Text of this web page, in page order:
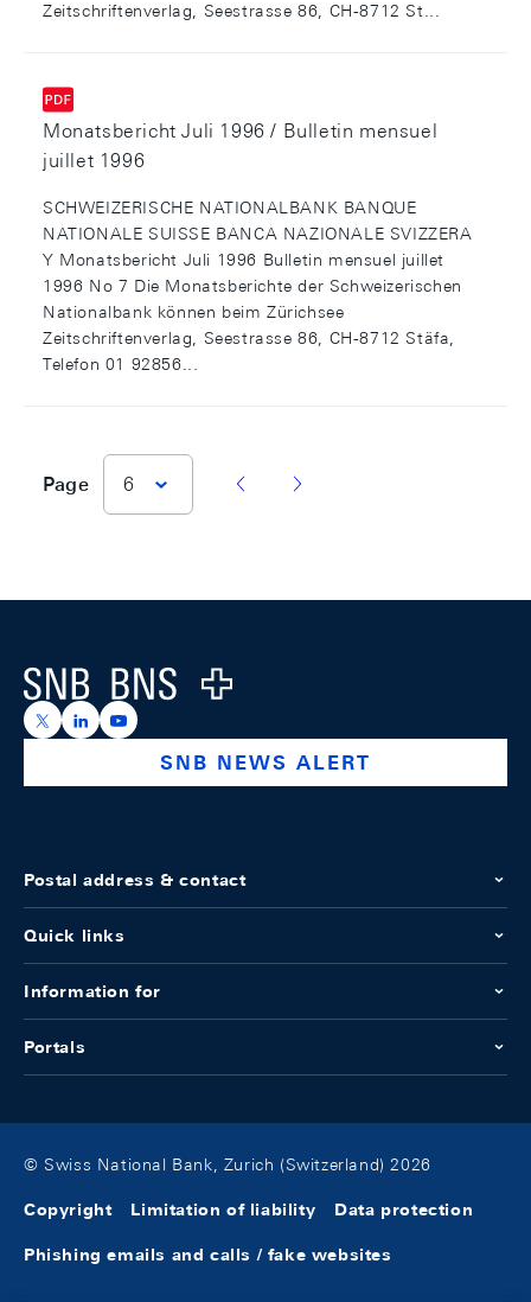
Zeitschriftenverlag, Seestrasse 86, CH-8712 St...
Monatsbericht Juli 1996 / Bulletin mensuel
juillet 1996
SCHWEIZERISCHE NATIONALBANK BANQUE
NATIONALE SUISSE BANCA NAZIONALE SVIZZERA
Y Monatsbericht Juli 1996 Bulletin mensuel juillet
1996 No 7 Die Monatsberichte der Schweizerischen
Nationalbank können beim Zürichsee
Zeitschriftenverlag, Seestrasse 86, CH-8712 Stäfa,
Telefon 01 92856...
Page 6 vorherige Seite
nächste Seite
Logo
https://x.com/snb_bns
https://ch.linkedin.com/company/swiss-national-
https://www.youtube.com/@swissnationalbank
SNB NEWS ALERT
Postal address & contact
Quick links
Information for
Portals
© Swiss National Bank, Zurich (Switzerland) 2026
Copyright Limitation of liability Data protection
Phishing emails and calls / fake websites